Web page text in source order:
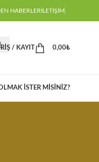
HABERLERİLETIŞIM
/ KAYIT 0,00₺
İSTER MISINIZ?